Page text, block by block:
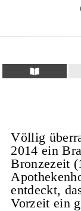
Völlig
2014 ein
Bronzezeit
entdeckt,
Vorzeit ein